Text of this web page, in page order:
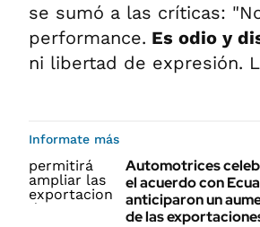
se sumó a las críticas:
performance. Es odio y
ni libertad de expresión.
Informate más
Automotrices
el acuerdo con
anticiparon un
de las